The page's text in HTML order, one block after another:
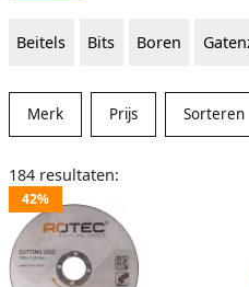
Beitels Bits Boren
Merk Prijs Sorteren
184 resultaten:
42%